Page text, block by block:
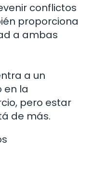
conflictos
proporciona
a ambas
a un
en la
pero estar
de más.